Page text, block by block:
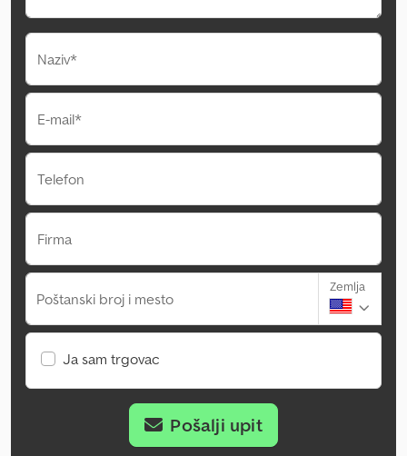
Naziv*
E-mail*
Telefon
Firma
Poštanski broj i mesto
Zemlja
Ja sam trgovac
Pošalji upit